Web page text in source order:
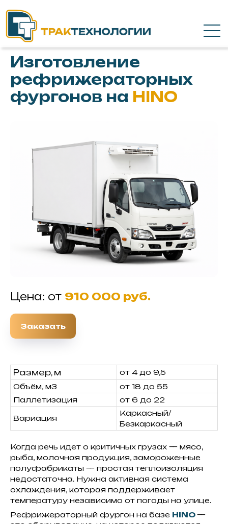
Изготовление
рефрижераторных
фургонов на HINO
Цена: от 910 000 руб.
Заказать
Размер, м
от 4 до 9,5
Объём, м3
от 18 до 55
Паллетизация
от 6 до 22
Вариация
Каркасный/
Безкаркасный
Когда речь идет о критичных грузах — мясо,
рыба, молочная продукция, замороженные
полуфабрикаты — простая теплоизоляция
недостаточна. Нужна активная система
охлаждения, которая поддерживает
температуру независимо от погоды на улице.
Рефрижераторный фургон на базе HINO—